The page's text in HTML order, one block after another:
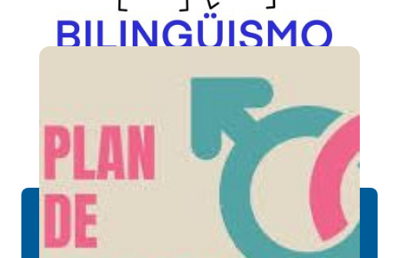
Bilingüismo